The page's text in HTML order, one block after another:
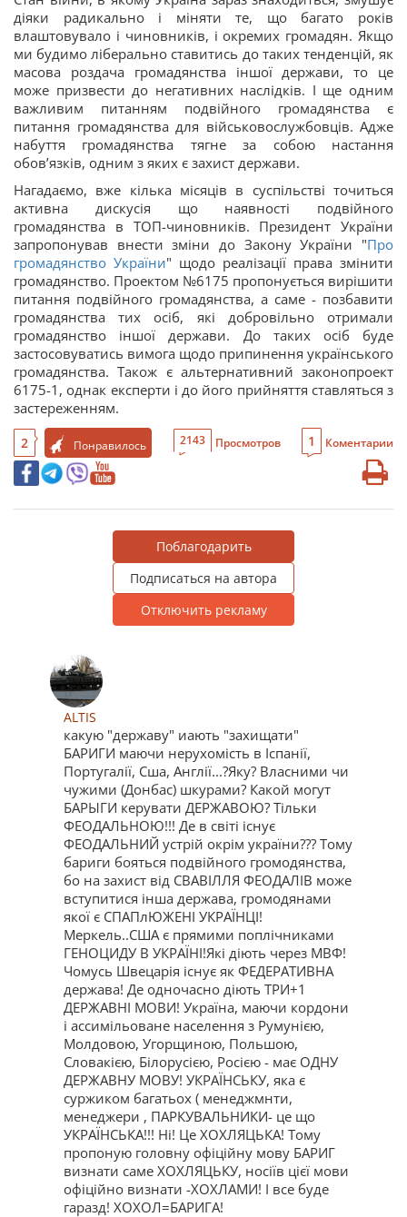
діяки радикально і міняти те, що багато років
влаштовувало і чиновників, і окремих громадян. Якщо
ми будимо ліберально ставитись до таких тенденцій, як
масова роздача громадянства іншої держави, то це
може призвести до негативних наслідків. І ще одним
важливим питанням подвійного громадянства є
питання громадянства для військовослужбовців. Адже
набуття громадянства тягне за собою настання
обов’язків, одним з яких є захист держави.
Нагадаємо, вже кілька місяців в суспільстві точиться
активна дискусія що наявності подвійного
громадянства в ТОП-чиновників. Президент України
запропонував внести зміни до Закону України "Про
громадянство України" щодо реалізації права змінити
громадянство. Проектом №6175 пропонується вирішити
питання подвійного громадянства, а саме - позбавити
громадянства тих осіб, які добровільно отримали
громадянство іншої держави. До таких осіб буде
застосовуватись вимога щодо припинення українського
громадянства. Також є альтернативний законопроект
6175-1, однак експерти і до його прийняття ставляться з
застереженням.
2 Понравилось 2143 Просмотров 1 Коментарии
Поблагодарить
Подписаться на автора
Отключить рекламу
ALTIS
какую "державу" иають "захищати"
БАРИГИ маючи нерухомість в Іспанії,
Португалії, Сша, Англії...?Яку? Власними чи
чужими (Донбас) шкурами? Какой могут
БАРЫГИ керувати ДЕРЖАВОЮ? Тільки
ФЕОДАЛЬНОЮ!!! Де в світі існує
ФЕОДАЛЬНИЙ устрій окрім україни??? Тому
бариги бояться подвійного громодянства,
бо на захист від СВАВІЛЛЯ ФЕОДАЛІВ може
вступитися інша держава, громодянами
якої є СПАПлЮЖЕНІ УКРАЇНЦІ!
Меркель..США є прямими поплічниками
ГЕНОЦИДУ В УКРАЇНІ!Які діють через МВФ!
Чомусь Швецарія існує як ФЕДЕРАТИВНА
держава! Де одночасно діють ТРИ+1
ДЕРЖАВНІ МОВИ! Україна, маючи кордони
і ассимільоване населення з Румунією,
Молдовою, Угорщиною, Польшою,
Словакією, Білорусією, Росією - має ОДНУ
ДЕРЖАВНУ МОВУ! УКРАЇНСЬКУ, яка є
суржиком багатьох ( менеджмнти,
менеджери , ПАРКУВАЛЬНИКИ- це що
УКРАЇНСЬКА!!! Ні! Це ХОХЛЯЦЬКА! Тому
пропоную головну офіційну мову БАРИГ
визнати саме ХОХЛЯЦЬКУ, носіїв цієї мови
офіційно визнати -ХОХЛАМИ! І все буде
гаразд! ХОХОЛ=БАРИГА!